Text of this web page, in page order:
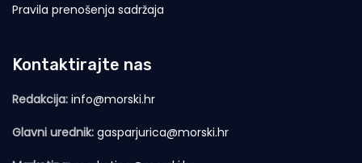
Pravila prenošenja sadržaja
Kontaktirajte nas
Redakcija: info@morski.hr
Glavni urednik: gasparjurica@morski.hr